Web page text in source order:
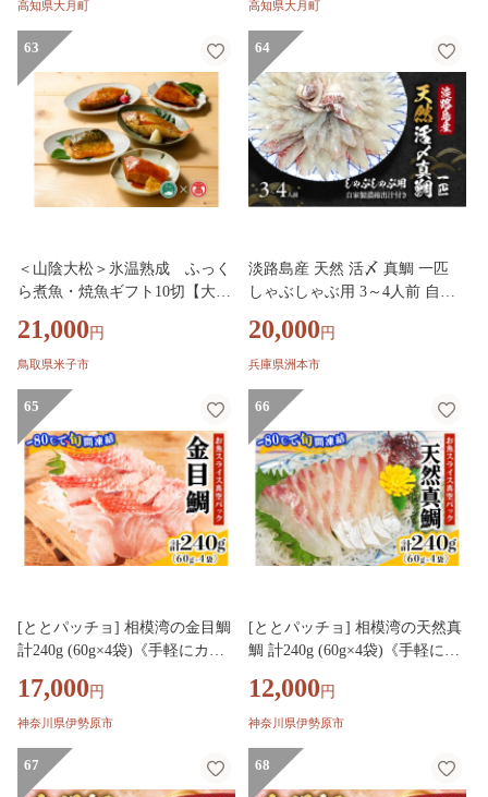
ゃん ベビー 魚 高知県 柏島産
大月町
高知県大月町
ー 魚 高知県 柏島産 大月町
高知県大月町
63
＜山陰大松＞氷温熟成 ふっく
ら煮魚・焼魚ギフト10切【大山
21,000 円
鳥取県米子市
64
淡路島産 天然 活〆 真鯛 一匹
しゃぶしゃぶ用 3～4人前 自家
魚介 魚介類 海鮮 兵庫県 洲本市
淡路島 [№5395-0297]
20,000 円
兵庫県洲本市
65
[ととパッチョ] 相模湾の金目鯛
計240g (60g×4袋)《手軽にカル
真空パック －80℃旬間凍結品》
｜キンメダイ 魚 刺身 お刺身 冷
チョ お魚 海鮮 魚介 伊勢原市 [0
917]
17,000 円
神奈川県伊勢原市
66
[ととパッチョ] 相模湾の天然真
鯛 計240g (60g×4袋)《手軽にカ
ス真空パック －80℃旬間凍結
品》｜タイ たい 魚 刺身 お刺身
ッチョ お魚 海鮮 魚介 伊勢原市
[0916]
12,000 円
神奈川県伊勢原市
67 68